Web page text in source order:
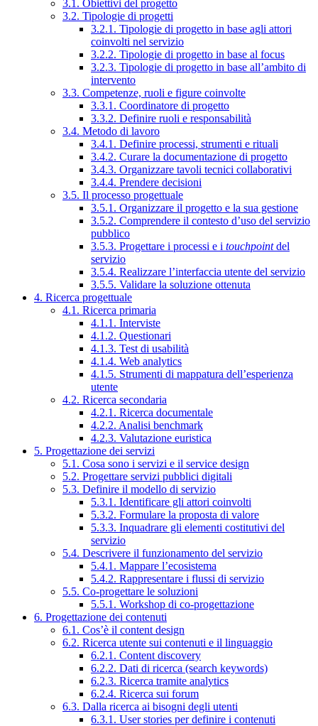
3.1. Obiettivi del progetto
3.2. Tipologie di progetti
3.2.1. Tipologie di progetto in base agli attori
coinvolti nel servizio
3.2.2. Tipologie di progetto in base al focus
3.2.3. Tipologie di progetto in base all’ambito di
intervento
3.3. Competenze, ruoli e figure coinvolte
3.3.1. Coordinatore di progetto
3.3.2. Definire ruoli e responsabilità
3.4. Metodo di lavoro
3.4.1. Definire processi, strumenti e rituali
3.4.2. Curare la documentazione di progetto
3.4.3. Organizzare tavoli tecnici collaborativi
3.4.4. Prendere decisioni
3.5. Il processo progettuale
3.5.1. Organizzare il progetto e la sua gestione
3.5.2. Comprendere il contesto d’uso del servizio
pubblico
3.5.3. Progettare i processi e i touchpointdel
servizio
3.5.4. Realizzare l’interfaccia utente del servizio
3.5.5. Validare la soluzione ottenuta
4. Ricerca progettuale
4.1. Ricerca primaria
4.1.1. Interviste
4.1.2. Questionari
4.1.3. Test di usabilità
4.1.4. Web analytics
4.1.5. Strumenti di mappatura dell’esperienza
utente
4.2. Ricerca secondaria
4.2.1. Ricerca documentale
4.2.2. Analisi benchmark
4.2.3. Valutazione euristica
5. Progettazione dei servizi
5.1. Cosa sono i servizi e il service design
5.2. Progettare servizi pubblici digitali
5.3. Definire il modello di servizio
5.3.1. Identificare gli attori coinvolti
5.3.2. Formulare la proposta di valore
5.3.3. Inquadrare gli elementi costitutivi del
servizio
5.4. Descrivere il funzionamento del servizio
5.4.1. Mappare l’ecosistema
5.4.2. Rappresentare i flussi di servizio
5.5. Co-progettare le soluzioni
5.5.1. Workshop di co-progettazione
6. Progettazione dei contenuti
6.1. Cos’è il content design
6.2. Ricerca utente sui contenuti e il linguaggio
6.2.1. Content discovery
6.2.2. Dati di ricerca (search keywords)
6.2.3. Ricerca tramite analytics
6.2.4. Ricerca sui forum
6.3. Dalla ricerca ai bisogni degli utenti
6.3.1. User stories per definire i contenuti